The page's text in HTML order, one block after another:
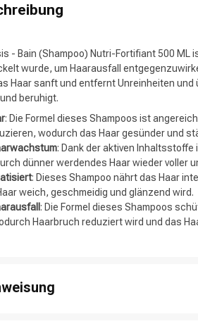
Nach welcher
- Bain (Shampoo) Nutri-Fortifiant 500 ML
wurde, um Haarausfall
Haar sanft und entfernt Unreinheiten
beruhigt.
: Die Formel dieses Shampoos ist
wodurch das Haar gesünder und
: Dank der aktiven
dünner werdendes Haar wieder voller
: Dieses Shampoo nährt das Haar
weich, geschmeidig und glänzend wird.
: Die Formel dieses Shampoos
Haarbruch reduziert wird und das